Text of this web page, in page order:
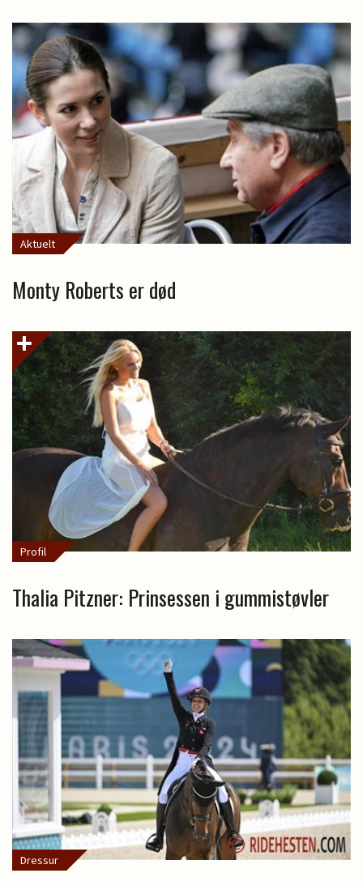
Aktuelt
Monty Roberts er død
Profil
Thalia Pitzner: Prinsessen i gummistøvler
Dressur